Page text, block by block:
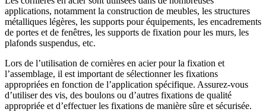
applications, notamment la construction de meubles, les structures
métalliques légères, les supports pour équipements, les encadrements
de portes et de fenêtres, les supports de fixation pour les murs, les
plafonds suspendus, etc.
Lors de l’utilisation de cornières en acier pour la fixation et
l’assemblage, il est important de sélectionner les fixations
appropriées en fonction de l’application spécifique. Assurez-vous
d’utiliser des vis, des boulons ou d’autres fixations de qualité
appropriée et d’effectuer les fixations de manière sûre et sécurisée.